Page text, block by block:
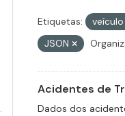
Etiquetas: veículo
JSON
Acidentes de
Dados dos